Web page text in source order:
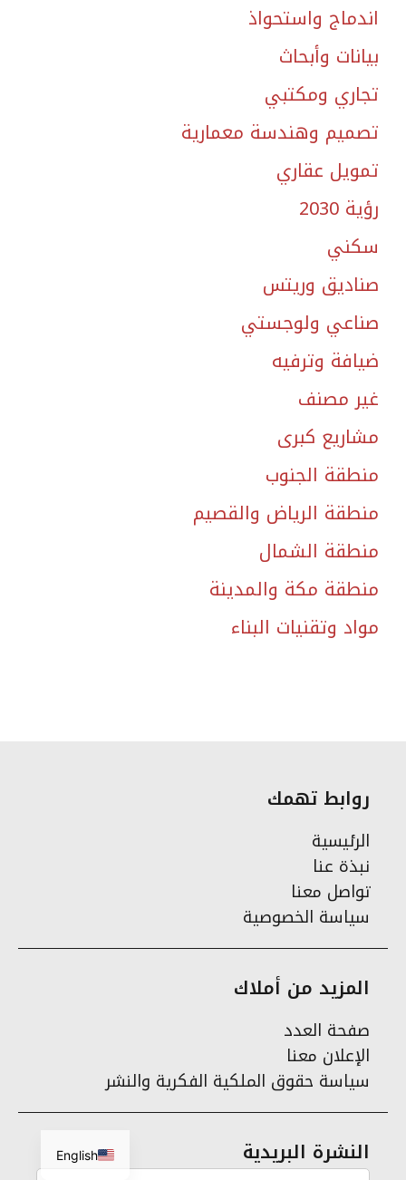
اندماج واستحواذ
بيانات وأبحاث
تجاري ومكتبي
تصميم وهندسة معمارية
تمويل عقاري
رؤية 2030
سكني
صناديق وريتس
صناعي ولوجستي
ضيافة وترفيه
غير مصنف
مشاريع كبرى
منطقة الجنوب
منطقة الرياض والقصيم
منطقة الشمال
منطقة مكة والمدينة
مواد وتقنيات البناء
روابط تهمك
الرئيسية
نبذة عنا
تواصل معنا
سياسة الخصوصية
المزيد من أملاك
صفحة العدد
الإعلان معنا
سياسة حقوق الملكية الفكرية والنشر
النشرة البريدية English